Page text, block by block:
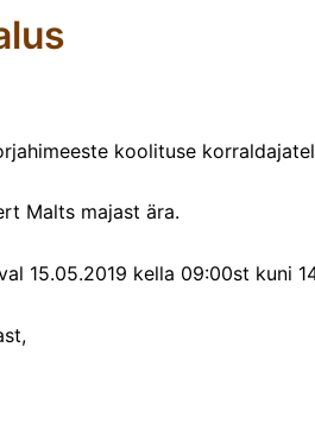
koolituse
Malts majast ära.
15.05.2019 kella 09:00st kuni